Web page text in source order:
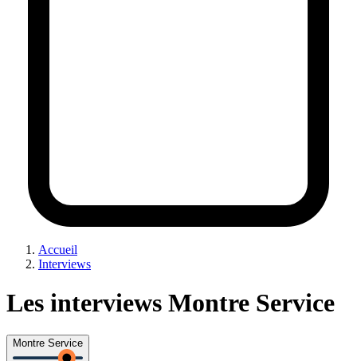
Accueil
Interviews
Les interviews Montre Service
Montre Service